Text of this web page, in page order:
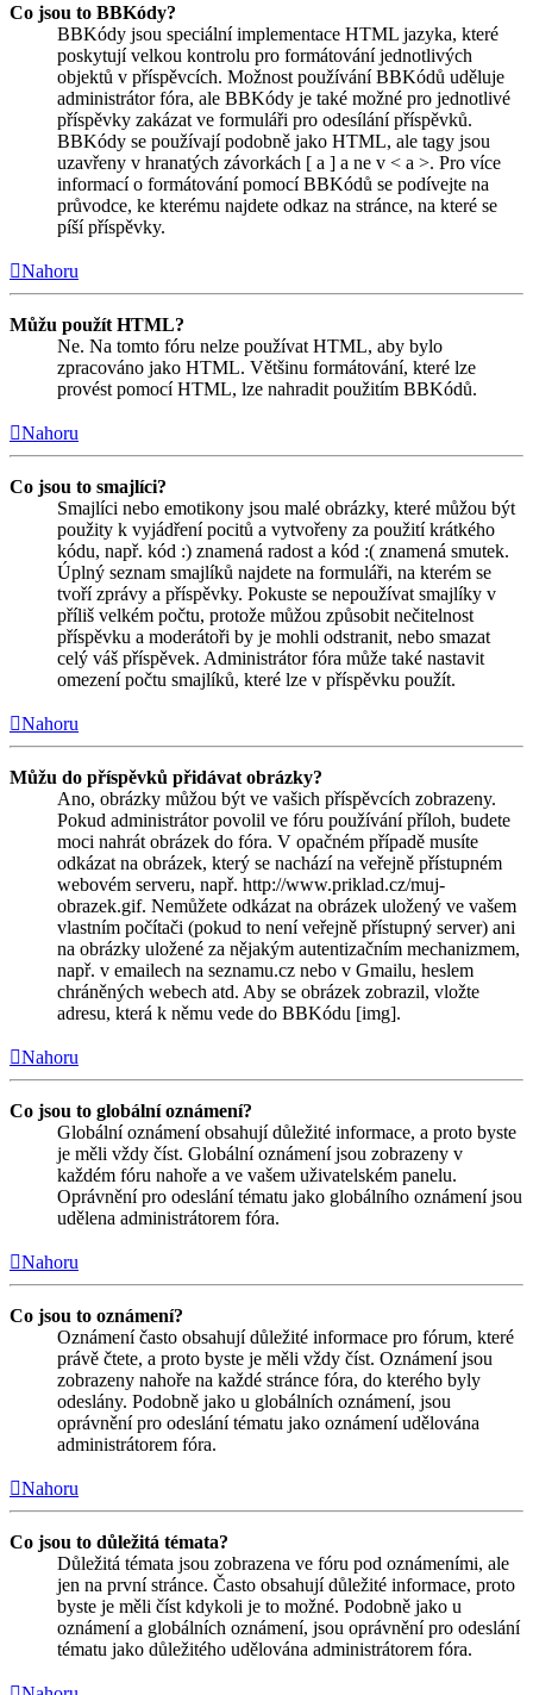
Co jsou to BBKódy?
BBKódy jsou speciální implementace HTML jazyka, které
poskytují velkou kontrolu pro formátování jednotlivých
objektů v příspěvcích. Možnost používání BBKódů uděluje
administrátor fóra, ale BBKódy je také možné pro jednotlivé
příspěvky zakázat ve formuláři pro odesílání příspěvků.
BBKódy se používají podobně jako HTML, ale tagy jsou
uzavřeny v hranatých závorkách [ a ] a ne v < a >. Pro více
informací o formátování pomocí BBKódů se podívejte na
průvodce, ke kterému najdete odkaz na stránce, na které se
píší příspěvky.
Nahoru
Můžu použít HTML?
Ne. Na tomto fóru nelze používat HTML, aby bylo
zpracováno jako HTML. Většinu formátování, které lze
provést pomocí HTML, lze nahradit použitím BBKódů.
Nahoru
Co jsou to smajlíci?
Smajlíci nebo emotikony jsou malé obrázky, které můžou být
použity k vyjádření pocitů a vytvořeny za použití krátkého
kódu, např. kód :) znamená radost a kód :( znamená smutek.
Úplný seznam smajlíků najdete na formuláři, na kterém se
tvoří zprávy a příspěvky. Pokuste se nepoužívat smajlíky v
příliš velkém počtu, protože můžou způsobit nečitelnost
příspěvku a moderátoři by je mohli odstranit, nebo smazat
celý váš příspěvek. Administrátor fóra může také nastavit
omezení počtu smajlíků, které lze v příspěvku použít.
Nahoru
Můžu do příspěvků přidávat obrázky?
Ano, obrázky můžou být ve vašich příspěvcích zobrazeny.
Pokud administrátor povolil ve fóru používání příloh, budete
moci nahrát obrázek do fóra. V opačném případě musíte
odkázat na obrázek, který se nachází na veřejně přístupném
webovém serveru, např. http://www.priklad.cz/muj-
obrazek.gif. Nemůžete odkázat na obrázek uložený ve vašem
vlastním počítači (pokud to není veřejně přístupný server) ani
na obrázky uložené za nějakým autentizačním mechanizmem,
např. v emailech na seznamu.cz nebo v Gmailu, heslem
chráněných webech atd. Aby se obrázek zobrazil, vložte
adresu, která k němu vede do BBKódu [img].
Nahoru
Co jsou to globální oznámení?
Globální oznámení obsahují důležité informace, a proto byste
je měli vždy číst. Globální oznámení jsou zobrazeny v
každém fóru nahoře a ve vašem uživatelském panelu.
Oprávnění pro odeslání tématu jako globálního oznámení jsou
udělena administrátorem fóra.
Nahoru
Co jsou to oznámení?
Oznámení často obsahují důležité informace pro fórum, které
právě čtete, a proto byste je měli vždy číst. Oznámení jsou
zobrazeny nahoře na každé stránce fóra, do kterého byly
odeslány. Podobně jako u globálních oznámení, jsou
oprávnění pro odeslání tématu jako oznámení udělována
administrátorem fóra.
Nahoru
Co jsou to důležitá témata?
Důležitá témata jsou zobrazena ve fóru pod oznámeními, ale
jen na první stránce. Často obsahují důležité informace, proto
byste je měli číst kdykoli je to možné. Podobně jako u
oznámení a globálních oznámení, jsou oprávnění pro odeslání
tématu jako důležitého udělována administrátorem fóra.